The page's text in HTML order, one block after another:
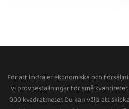
För att lindra er ekonomiska och
vi provbeställningar för små
000 kvadratmeter. Du kan välja att